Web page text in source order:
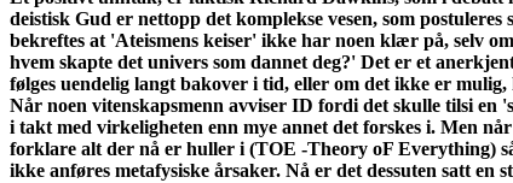
deistisk Gud er nettopp det komplekse vesen, som
bekreftes at 'Ateismens keiser' ikke har noen klær på, selv
hvem skapte det univers som dannet deg?' Det er et
følges uendelig langt bakover i tid, eller om det ikke er
Når noen vitenskapsmenn avviser ID fordi det skulle tilsi en
i takt med virkeligheten enn mye annet det forskes i. Men
forklare alt der nå er huller i (TOE -Theory oF Everything)
ikke anføres metafysiske årsaker. Nå er det dessuten satt